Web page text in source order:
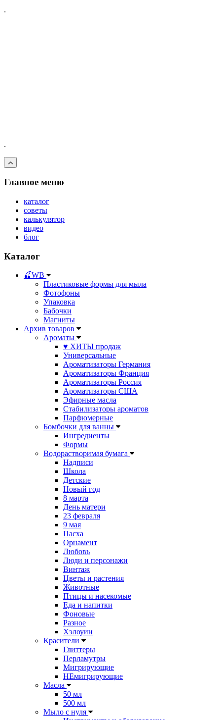
.
.
Главное меню
каталог
советы
калькулятор
видео
блог
Каталог
🍒WB
Пластиковые формы для мыла
Фотофоны
Упаковка
Бабочки
Магниты
Архив товаров
Ароматы
♥ ХИТЫ продаж
Универсальные
Ароматизаторы Германия
Ароматизаторы Франция
Ароматизаторы Россия
Ароматизаторы США
Эфирные масла
Стабилизаторы ароматов
Парфюмерные
Бомбочки для ванны
Ингредиенты
Формы
Водорастворимая бумага
Надписи
Школа
Детские
Новый год
8 марта
День матери
23 февраля
9 мая
Пасха
Орнамент
Любовь
Люди и персонажи
Винтаж
Цветы и растения
Животные
Птицы и насекомые
Еда и напитки
Фоновые
Разное
Хэлоуин
Красители
Глиттеры
Перламутры
Мигрирующие
НЕмигрирующие
Масла
50 мл
500 мл
Мыло с нуля